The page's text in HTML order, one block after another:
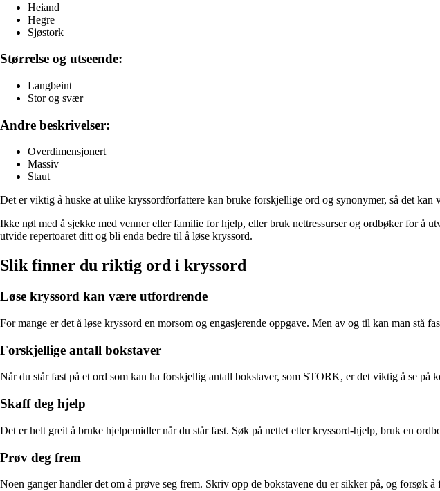
Heiand
Hegre
Sjøstork
Størrelse og utseende:
Langbeint
Stor og svær
Andre beskrivelser:
Overdimensjonert
Massiv
Staut
Det er viktig å huske at ulike kryssordforfattere kan bruke forskjellige ord og synonymer, så det
Ikke nøl med å sjekke med venner eller familie for hjelp, eller bruk nettressurser og ordbøker for
utvide repertoaret ditt og bli enda bedre til å løse kryssord.
Slik finner du riktig ord i kryssord
Løse kryssord kan være utfordrende
For mange er det å løse kryssord en morsom og engasjerende oppgave. Men av og til kan man
Forskjellige antall bokstaver
Når du står fast på et ord som kan ha forskjellig antall bokstaver, som STORK, er det viktig å se på
Skaff deg hjelp
Det er helt greit å bruke hjelpemidler når du står fast. Søk på nettet etter kryssord-hjelp, bruk en
Prøv deg frem
Noen ganger handler det om å prøve seg frem. Skriv opp de bokstavene du er sikker på, og